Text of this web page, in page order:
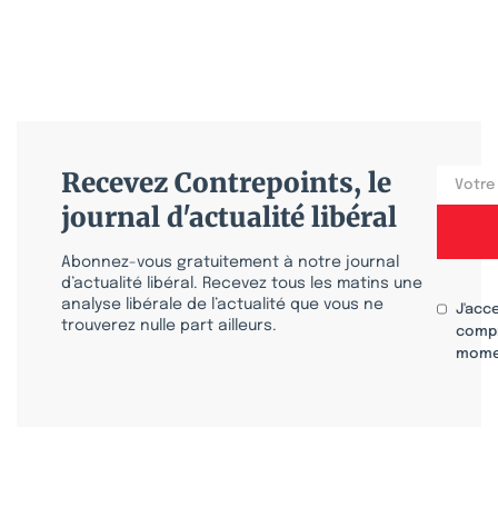
Recevez Contrepoints, le
journal d'actualité libéral
Abonnez-vous gratuitement à notre journal
d’actualité libéral. Recevez tous les matins une
analyse libérale de l’actualité que vous ne
trouverez nulle part ailleurs.